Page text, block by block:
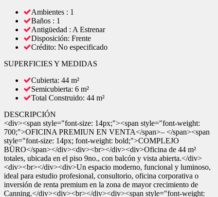
Ambientes : 1
Baños : 1
Antigüedad : A Estrenar
Disposición: Frente
Crédito: No especificado
SUPERFICIES Y MEDIDAS
Cubierta: 44 m²
Semicubierta: 6 m²
Total Construido: 44 m²
DESCRIPCIÓN
<div><span style="font-size: 14px;"><span style="font-weight:
700;">OFICINA PREMIUN EN VENTA</span>– </span><span
style="font-size: 14px; font-weight: bold;">COMPLEJO
BÜRO</span></div><div><br></div><div>Oficina de 44 m²
totales, ubicada en el piso 9no., con balcón y vista abierta.</div>
<div><br></div><div>Un espacio moderno, funcional y luminoso,
ideal para estudio profesional, consultorio, oficina corporativa o
inversión de renta premium en la zona de mayor crecimiento de
Canning.</div><div><br></div><div><span style="font-weight: